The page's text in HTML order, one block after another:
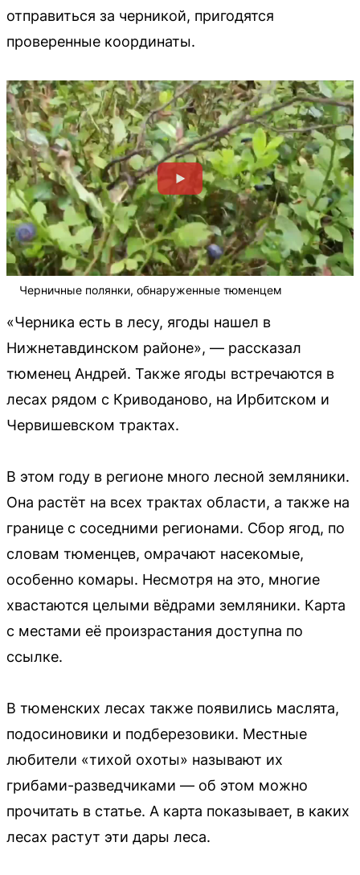
отправиться за черникой, пригодятся
проверенные координаты.
Черничные полянки, обнаруженные тюменцем
«Черника есть в лесу, ягоды нашел в
Нижнетавдинском районе», — рассказал
тюменец Андрей. Также ягоды встречаются в
лесах рядом с Криводаново, на Ирбитском и
Червишевском трактах.
В этом году в регионе много лесной земляники.
Она растёт на всех трактах области, а также на
границе с соседними регионами. Сбор ягод, по
словам тюменцев, омрачают насекомые,
особенно комары. Несмотря на это, многие
хвастаются целыми вёдрами земляники. Карта
с местами её произрастания доступна по
ссылке.
В тюменских лесах также появились маслята,
подосиновики и подберезовики. Местные
любители «тихой охоты» называют их
грибами-разведчиками — об этом можно
прочитать в статье. А карта показывает, в каких
лесах растут эти дары леса.